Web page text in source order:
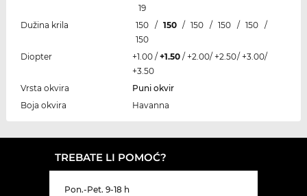
19
Dužina krila
150 / 150 / 150 / 150 / 150 /
150
Diopter
+1.00 / +1.50 / +2.00/ +2.50/ +3.00/
+3.50
Vrsta okvira
Puni okvir
Boja okvira
Havanna
TREBATE LI POMOĆ?
Pon.-Pet. 9-18 h